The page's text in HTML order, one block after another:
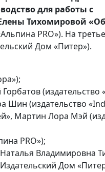
для работы с
Тихомировой
PRO»). На
Дом «Питер»).
(издательство
Шин (издательство
Мартин Лора Мэй
PRO»);
Владимировна
Дом